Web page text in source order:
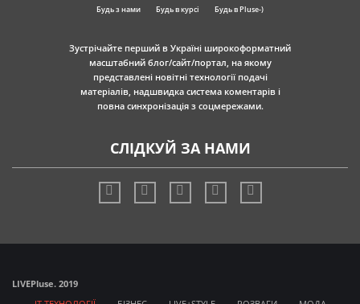
Будь з нами Будь в курсі Будь в Pluse-)
Зустрічайте перший в Україні широкоформатний
масштабний блог/сайт/портал, на якому
представлені новітні технології подачі
матеріалів, надшвидка система коментарів і
повна синхронізація з соцмережами.
СЛІДКУЙ ЗА НАМИ
LIVEPluse. 2019